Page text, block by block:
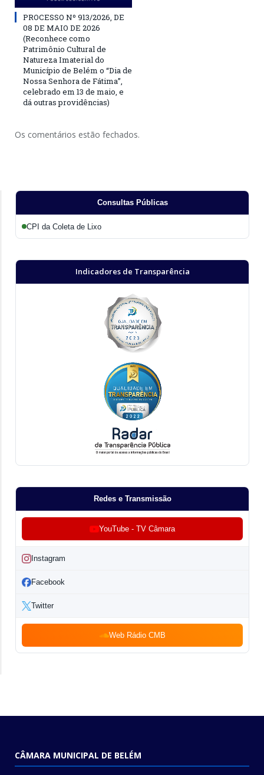
PROCESSO Nº 913/2026, DE
08 DE MAIO DE 2026
(Reconhece como
Patrimônio Cultural de
Natureza Imaterial do
Município de Belém o “Dia de
Nossa Senhora de Fátima”,
celebrado em 13 de maio, e
dá outras providências)
Os comentários estão fechados.
Consultas Públicas
CPI da Coleta de Lixo
Indicadores de Transparência
Redes e Transmissão
YouTube - TV Câmara
Instagram
Facebook
Twitter
Web Rádio CMB
CÂMARA MUNICIPAL DE BELÉM